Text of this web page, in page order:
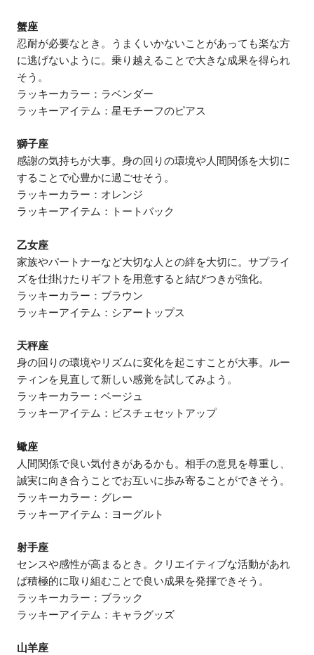
蟹座
忍耐が必要なとき。うまくいかないことがあっても楽な方
に逃げないように。乗り越えることで大きな成果を得られ
そう。
ラッキーカラー：ラベンダー
ラッキーアイテム：星モチーフのピアス
獅子座
感謝の気持ちが大事。身の回りの環境や人間関係を大切に
することで心豊かに過ごせそう。
ラッキーカラー：オレンジ
ラッキーアイテム：トートバック
乙女座
家族やパートナーなど大切な人との絆を大切に。サプライ
ズを仕掛けたりギフトを用意すると結びつきが強化。
ラッキーカラー：ブラウン
ラッキーアイテム：シアートップス
天秤座
身の回りの環境やリズムに変化を起こすことが大事。ルー
ティンを見直して新しい感覚を試してみよう。
ラッキーカラー：ベージュ
ラッキーアイテム：ビスチェセットアップ
蠍座
人間関係で良い気付きがあるかも。相手の意見を尊重し、
誠実に向き合うことでお互いに歩み寄ることができそう。
ラッキーカラー：グレー
ラッキーアイテム：ヨーグルト
射手座
センスや感性が高まるとき。クリエイティブな活動があれ
ば積極的に取り組むことで良い成果を発揮できそう。
ラッキーカラー：ブラック
ラッキーアイテム：キャラグッズ
山羊座